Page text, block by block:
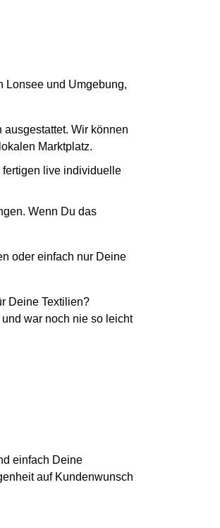
Lonsee und Umgebung,
Wir können
Marktplatz.
fertigen live individuelle
Wenn Du das
oder einfach nur Deine
Deine Textilien?
war noch nie so leicht
einfach Deine
auf Kundenwunsch